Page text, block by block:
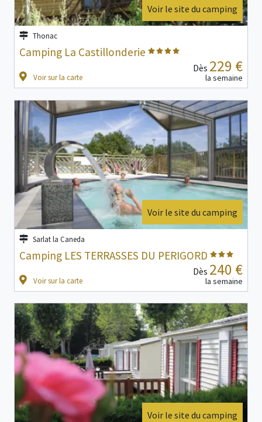
Voir le site du camping
Thonac
Camping La Castillonderie
Voir sur la carte
Dès 229 €
la semaine
Voir le site du camping
Sarlat la Caneda
Camping LES TERRASSES DU PERIGORD
Voir sur la carte
Dès 240 €
la semaine
Voir le site du camping